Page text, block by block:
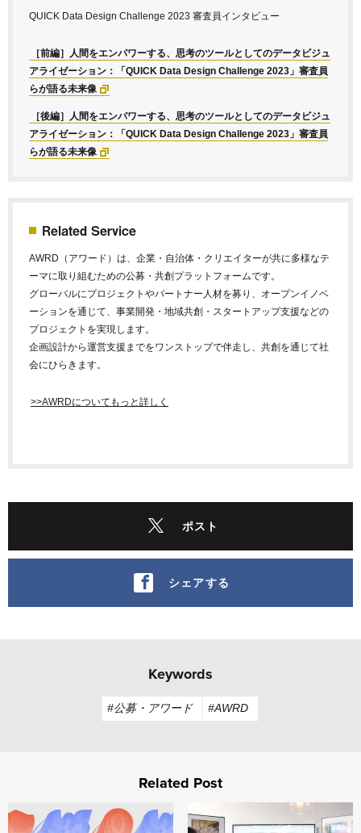
QUICK Data Design Challenge 2023 審査員インタビュー
［前編］人間をエンパワーする、思考のツールとしてのデータビジュ
アライゼーション：「QUICK Data Design Challenge 2023」審査員
らが語る未来像
［後編］人間をエンパワーする、思考のツールとしてのデータビジュ
アライゼーション：「QUICK Data Design Challenge 2023」審査員
らが語る未来像
Related Service
AWRD（アワード）は、企業・自治体・クリエイターが共に多様なテ
ーマに取り組むための公募・共創プラットフォームです。
グローバルにプロジェクトやパートナー人材を募り、オープンイノベ
ーションを通じて、事業開発・地域共創・スタートアップ支援などの
プロジェクトを実現します。
企画設計から運営支援までをワンストップで伴走し、共創を通じて社
会にひらきます。
>>AWRDについてもっと詳しく
ポスト
シェアする
Keywords
#公募・アワード #AWRD
Related Post
データをデザインし身近なものにする。 デザインの力でデ
地域の未来になにが有効か